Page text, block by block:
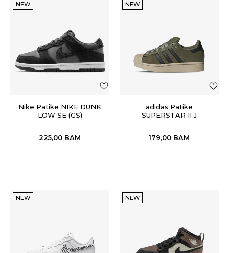
NEW
Nike Patike NIKE DUNK
LOW SE (GS)
225,00 BAM
NEW
adidas Patike
SUPERSTAR II J
179,00 BAM
NEW NEW